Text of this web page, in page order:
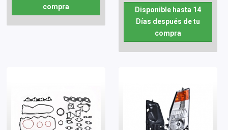
compra
Disponible hasta 14
Días después de tu
compra